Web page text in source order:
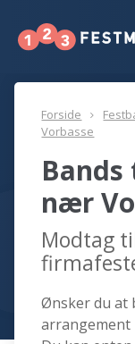
Forside
Vorbasse
nær
Modtag
Ønsker du at
arrangement